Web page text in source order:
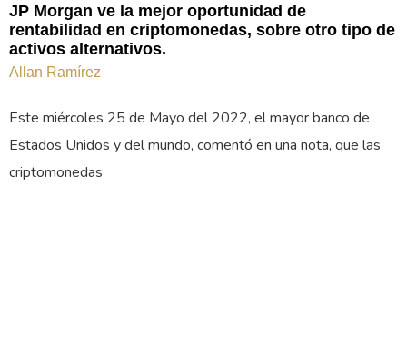
JP Morgan ve la mejor oportunidad de
rentabilidad en criptomonedas, sobre otro tipo de
activos alternativos.
Allan Ramírez
Este miércoles 25 de Mayo del 2022, el mayor banco de
Estados Unidos y del mundo, comentó en una nota, que las
criptomonedas